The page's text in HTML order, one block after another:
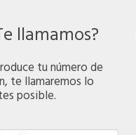
llamamos?
tu número de
te llamaremos lo
posible.